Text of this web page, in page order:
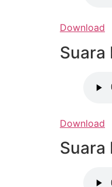
Download
Suara
Download
Suara